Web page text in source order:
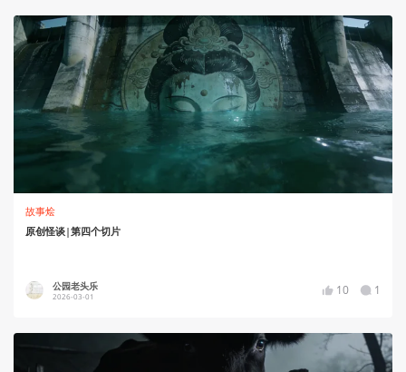
故事烩
原创怪谈|第四个切片
公园老头乐
2026-03-01 10 1